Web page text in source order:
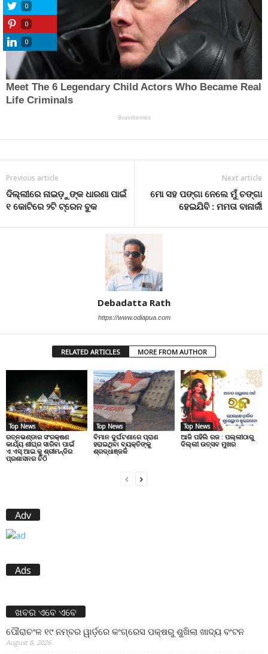
Previous article
ଦିଲ୍ଲୀରେ ନାଇଡ଼ୁଙ୍କ ଧାରଣା ପାଇଁ
୧ କୋଟିରେ ୨ଟି ଟ୍ରେନ ବୁକ
Next article
ମୋ ସହ ପଙ୍ଗା ନେଲେ ମୁଁ ଚଙ୍ଗା
ହେଇଯିବି : ମମତା ବାନାର୍ଜୀ
Debadatta Rath
https://www.odiapua.com
RELATED ARTICLES MORE FROM AUTHOR
Top News
ରତ୍ନଭଣ୍ଡାର ସଂରକ୍ଷଣ
କାର୍ଯ୍ୟ ଶୀଘ୍ର ସାରିବା ପାଇଁ
ଏ.ଏସ୍.ଆଇ.କୁ ଶ୍ରୀମନ୍ଦିର
ପ୍ରଶାସନର ଚିଠି
Top News
ବିମାନ ଦୁର୍ଘଟଣାରେ ପ୍ରାଣ
ହରାଇଥିବା ବ୍ୟକ୍ତିଙ୍କୁ
ଶ୍ରଦ୍ଧାଞ୍ଜଳି
Top News
ଆଜି ପହିଲି ରଜ : ପଲ୍ଲୀଠାରୁ
ଦିଲ୍ଲୀ ଉତ୍ସବ ମୁଖର
Adv
Ads
ଖବର ଏବେ ଏବେ
ପୌରାଚଂଳ ୧୯ ନମ୍ବର ୱାର୍ଡ଼ରେ କଂଗ୍ରେସ ପକ୍ଷରୁ ଶୁଖିଲା ଖାଦ୍ୟ ବଂଟନ
August 8, 2026
0
0
0